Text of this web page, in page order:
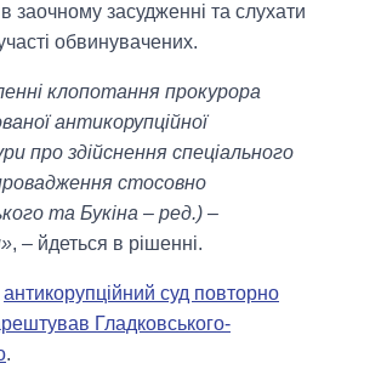
заочному засудженні та слухати
обвинувачених.
клопотання прокурора
антикорупційної
про здійснення спеціального
стосовно
та Букіна – ред.) –
, – йдеться в рішенні.
антикорупційний суд повторно
Гладковського-
.